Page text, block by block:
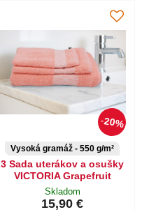
20%
Vysoká gramáž - 550 g/m²
3 Sada uterákov a osušky
VICTORIA Grapefruit
Skladom
15,90 €